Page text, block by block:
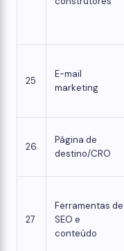
25
E-mail
marketing
26
Página de
destino/CRO
27
Ferramentas de
SEO e
conteúdo